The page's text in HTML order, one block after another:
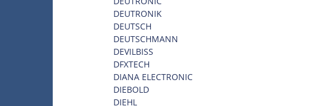
DEUTRONIK
DEUTSCH
DEUTSCHMANN
DEVILBISS
DFXTECH
DIANA ELECTRONIC
DIEBOLD
DIEHL